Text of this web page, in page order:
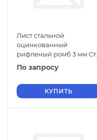
Лист стальной
оцинкованный
рифленый ромб 3 мм Ст1
ГОСТ 8568-77 г/к
По запросу
КУПИТЬ